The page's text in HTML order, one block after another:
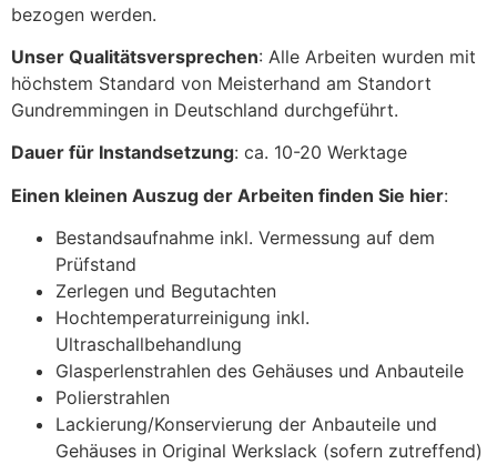
bezogen werden.
Unser Qualitätsversprechen: Alle Arbeiten wurden mit
höchstem Standard von Meisterhand am Standort
Gundremmingen in Deutschland durchgeführt.
Dauer für Instandsetzung: ca. 10-20 Werktage
Einen kleinen Auszug der Arbeiten finden Sie hier:
Bestandsaufnahme inkl. Vermessung auf dem
Prüfstand
Zerlegen und Begutachten
Hochtemperaturreinigung inkl.
Ultraschallbehandlung
Glasperlenstrahlen des Gehäuses und Anbauteile
Polierstrahlen
Lackierung/Konservierung der Anbauteile und
Gehäuses in Original Werkslack (sofern zutreffend)